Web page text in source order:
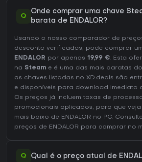
Q
Onde comprar uma chave
barata de ENDALOR?
Usando o nosso comparador de
desconto verificados, pode comprar
ENDALOR por apenas 19,99 €. Esta
na Steam e é uma das mais baratas
as chaves listadas no XD.deals são
e disponíveis para download imediato
Os preços já incluem taxas de
promocionais aplicados, para que
mais baixo de ENDALOR no PC.
preços de ENDALOR para comprar no
Q Qual é o preço atual de